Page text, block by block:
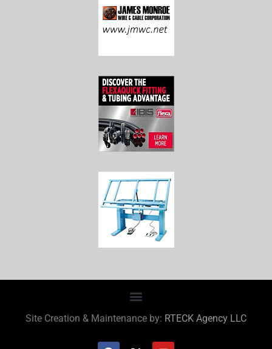
Site Creation & Maintenance by: RTECK Agency LLC